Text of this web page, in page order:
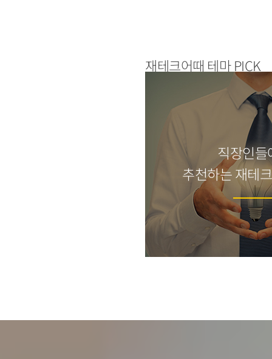
재테크어때 테마 PICK
직장인들
추천하는 재테